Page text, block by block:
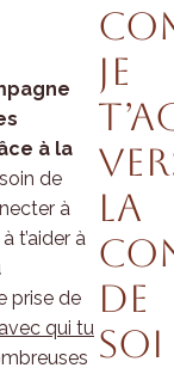
à la
de
à
t’aider à
prise de
qui tu
je
la
de
soi